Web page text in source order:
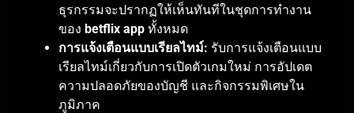
ธุรกรรมจะปรากฏให้เห็นทันทีในชุดการทำงาน
ของ betflix app ทั้งหมด
การแจ้งเตือนแบบเรียลไทม์: รับการแจ้งเตือนแบบ
เรียลไทม์เกี่ยวกับการเปิดตัวเกมใหม่ การอัปเดต
ความปลอดภัยของบัญชี และกิจกรรมพิเศษใน
ภูมิภาค